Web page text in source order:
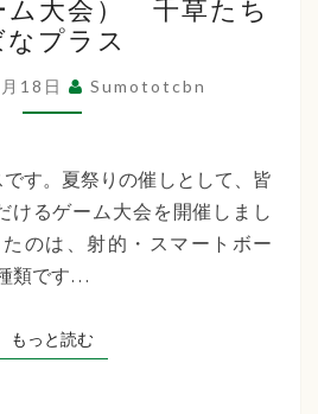
祭
り
（ゲ
ー
大
会）
千
草
ち
ム大会） 千草たち
なプラス
18日 Sumototcbn
す。夏祭りの催しとして、皆
けるゲーム大会を開催しまし
のは、射的・スマートボー
類です…
もっと読むもっと読む